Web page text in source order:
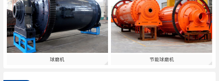
球磨机 节能球磨机